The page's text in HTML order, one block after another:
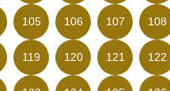
105 106 107 108
119 120 121 122